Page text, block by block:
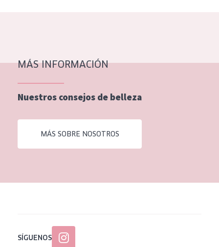
Piel normal y seca
Piel mixata o grasa
Piel madura
Piel expuesta al sol
Piel menopáusica
Todas las edades
MÁS INFORMACIÓN
Nuestros consejos de belleza
MÁS SOBRE NOSOTROS
SÍGUENOS